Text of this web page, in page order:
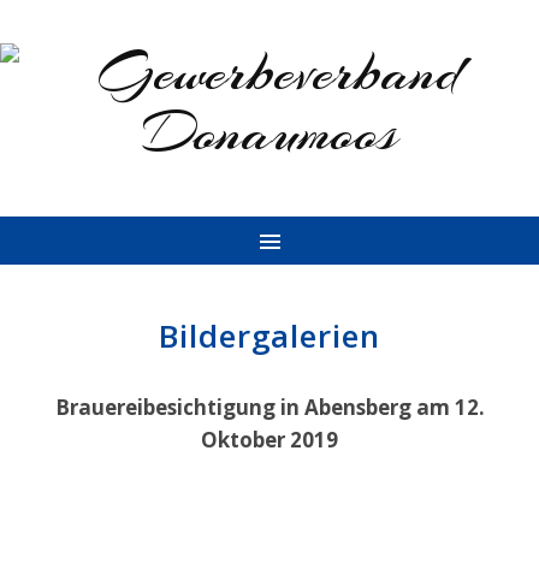
Bildergalerien
Brauereibesichtigung in Abensberg am 12.
Oktober 2019